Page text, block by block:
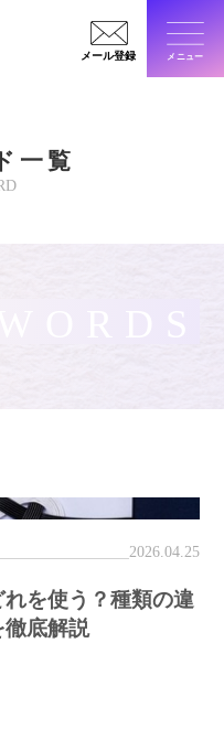
メール登録 メニュー
一覧
2026.04.25
れを使う？種類の違
徹底解説